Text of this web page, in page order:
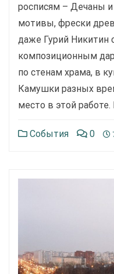
росписям – Дечаны и
мотивы, фрес­ки
даже Гурий Никитин
композиционным
по стенам храма, в
Камушки разных
место в этой
События 0